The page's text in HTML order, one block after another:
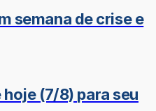
semana de crise e
(7/8) para seu